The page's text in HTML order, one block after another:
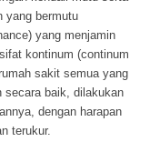
yang bermutu
yang menjamin
kontinum (continum
sakit semua yang
secara baik, dilakukan
dengan harapan
terukur.